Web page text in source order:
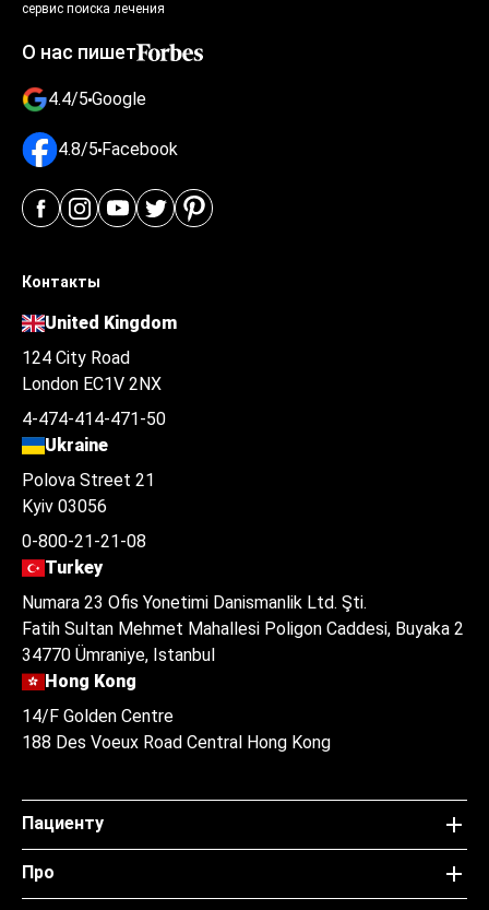
сервис поиска лечения
О нас пишет
4.4/5 Google
4.8/5 Facebook
Контакты
United Kingdom
124 City Road
London EC1V 2NX
4-474-414-471-50
Ukraine
Polova Street 21
Kyiv 03056
0-800-21-21-08
Turkey
Numara 23 Ofis Yonetimi Danismanlik Ltd. Şti.
Fatih Sultan Mehmet Mahallesi Poligon Caddesi, Buyaka 2
34770 Ümraniye, Istanbul
Hong Kong
14/F Golden Centre
188 Des Voeux Road Central Hong Kong
Пациенту
Про